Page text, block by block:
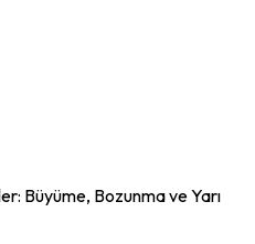
Büyüme, Bozunma ve Yarı